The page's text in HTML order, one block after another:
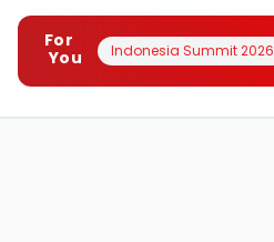
For
You
Indonesia Summit 2026